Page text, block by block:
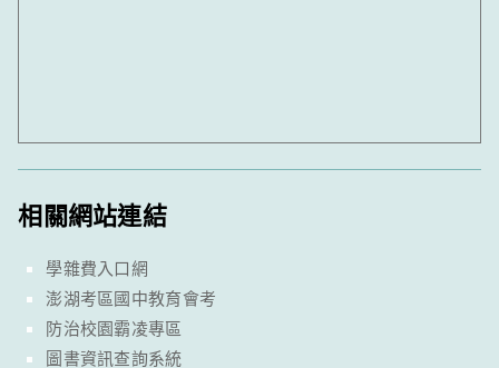
相關網站連結
學雜費入口網
澎湖考區國中教育會考
防治校園霸凌專區
圖書資訊查詢系統